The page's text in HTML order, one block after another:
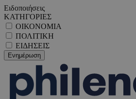
Ειδοποιήσεις
ΚΑΤΗΓΟΡΙΕΣ
ΟΙΚΟΝΟΜΙΑ
ΠΟΛΙΤΙΚΗ
ΕΙΔΗΣΕΙΣ